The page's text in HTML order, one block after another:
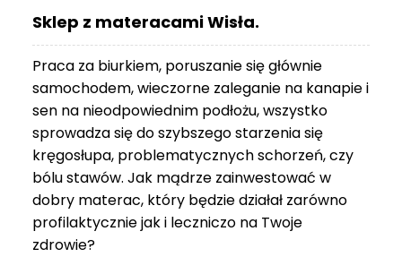
Sklep z materacami Wisła.
Praca za biurkiem, poruszanie się głównie
samochodem, wieczorne zaleganie na kanapie i
sen na nieodpowiednim podłożu, wszystko
sprowadza się do szybszego starzenia się
kręgosłupa, problematycznych schorzeń, czy
bólu stawów. Jak mądrze zainwestować w
dobry materac, który będzie działał zarówno
profilaktycznie jak i leczniczo na Twoje
zdrowie?